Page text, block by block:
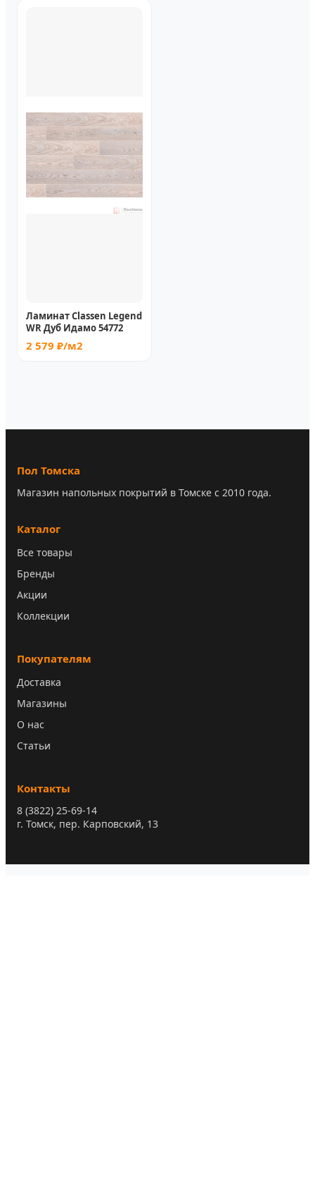
Ламинат Classen Legend
WR Дуб Идамо 54772
2 579 ₽/м2
Пол Томска
Магазин напольных покрытий в Томске с 2010 года.
Каталог
Все товары
Бренды
Акции
Коллекции
Покупателям
Доставка
Магазины
О нас
Статьи
Контакты
8 (3822) 25-69-14
г. Томск, пер. Карповский, 13